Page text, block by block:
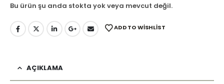
Bu ürün şu anda stokta yok veya mevcut değil.
ADD TO WISHLIST
AÇIKLAMA